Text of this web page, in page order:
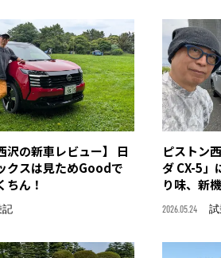
沢の新車レビュー】 日
クスは見ためGoodで
ちん！
記
ピストン
ダ CX-5」
り味、新
2026.05.24 試